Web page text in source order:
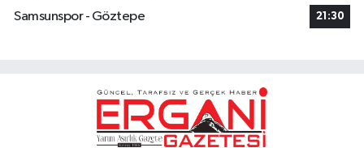
Samsunspor - Göztepe
21:30